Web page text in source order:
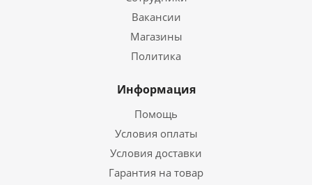
Вакансии
Магазины
Политика
Информация
Помощь
Условия оплаты
Условия доставки
Гарантия на товар